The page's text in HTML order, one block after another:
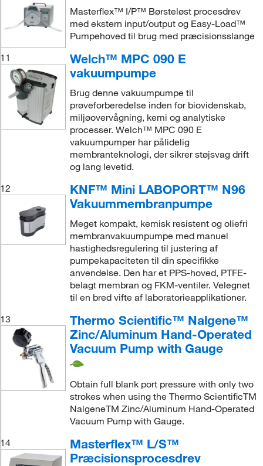
Masterflex™ I/P™ Børsteløst procesdrev
med ekstern input/output og Easy-Load™
Pumpehoved til brug med præcisionsslange
11
Welch™ MPC 090 E
vakuumpumpe
Brug denne vakuumpumpe til
prøveforberedelse inden for biovidenskab,
miljøovervågning, kemi og analytiske
processer. Welch™ MPC 090 E
vakuumpumper har pålidelig
membranteknologi, der sikrer støjsvag drift
og lang levetid.
12
KNF™ Mini LABOPORT™ N96
Vakuummembranpumpe
Meget kompakt, kemisk resistent og oliefri
membranvakuumpumpe med manuel
hastighedsregulering til justering af
pumpekapaciteten til din specifikke
anvendelse. Den har et PPS-hoved, PTFE-
belagt membran og FKM-ventiler. Velegnet
til en bred vifte af laboratorieapplikationer.
13
Thermo Scientific™ Nalgene™
Zinc/Aluminum Hand-Operated
Vacuum Pump with Gauge
Obtain full blank port pressure with only two
strokes when using the Thermo ScientificTM
NalgeneTM Zinc/Aluminum Hand-Operated
Vacuum Pump with Gauge.
14
Masterflex™ L/S™
Præcisionsprocesdrev